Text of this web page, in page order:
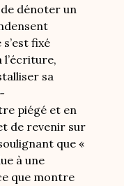
dénoter un
fixé
l’écriture,
sa
piégé et en
de revenir sur
que «
à une
que montre